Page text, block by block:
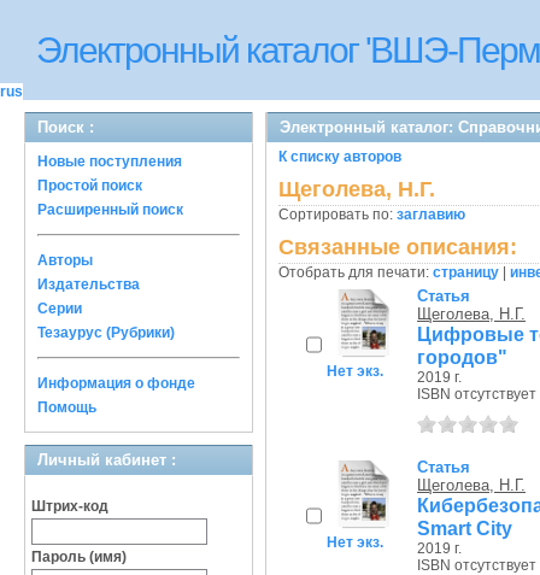
Электронный каталог 'ВШЭ-
rus
Поиск :
Новые поступления
Простой поиск
Расширенный поиск
Авторы
Издательства
Серии
Тезаурус (Рубрики)
Информация о фонде
Помощь
Личный кабинет :
Штрих-код
Пароль (имя)
Электронный каталог:
К списку авторов
Щеголева, Н.Г.
Сортировать по: заглавию
Связанные описания:
Отобрать для печати: страницу
Нет экз.
Статья
Щеголева, Н.Г.
Цифровые
городов"
2019 г.
ISBN отсутствует
Нет экз.
Статья
Щеголева, Н.Г.
Smart City
2019 г.
ISBN отсутствует